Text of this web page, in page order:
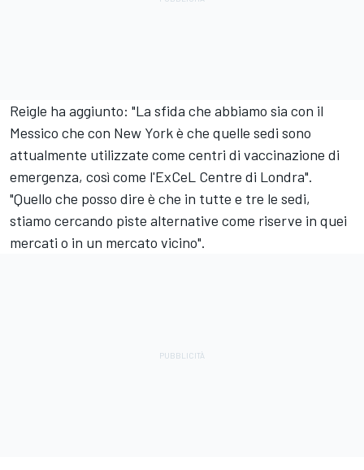
Reigle ha aggiunto: "La sfida che abbiamo sia con il
Messico che con New York è che quelle sedi sono
attualmente utilizzate come centri di vaccinazione di
emergenza, così come l'ExCeL Centre di Londra".
"Quello che posso dire è che in tutte e tre le sedi,
stiamo cercando piste alternative come riserve in quei
mercati o in un mercato vicino".